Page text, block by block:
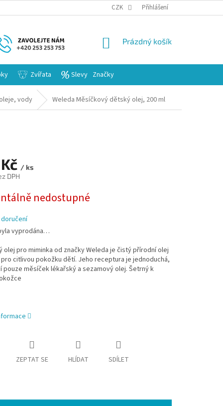
CZK Přihlášení
NÁKUPNÍ
Prázdný košík
Zvířata Slevy Značky
vody Weleda Měsíčkový dětský olej, 200 ml
/ ks
DPH
nedostupné
vyprodána…
olej pro miminka od značky Weleda je čistý přírodní olej
citlivou pokožku dětí. Jeho receptura je jednoduchá,
pouze měsíček lékařský a sezamový olej. Šetrný k
ZEPTAT SE HLÍDAT SDÍLET